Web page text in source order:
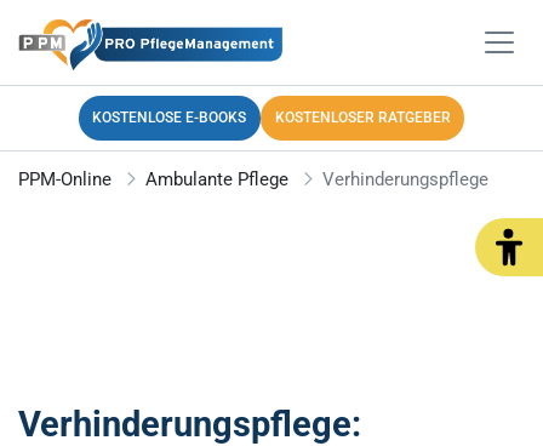
KOSTENLOSE E-BOOKS KOSTENLOSER RATGEBER
PPM-Online Ambulante Pflege Verhinderungspflege
Verhinderungspflege: